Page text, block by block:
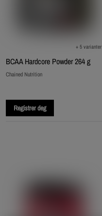
BCAA Hardcore Powder 264 g
+ 5 varianter
Chained Nutrition
Registrer deg